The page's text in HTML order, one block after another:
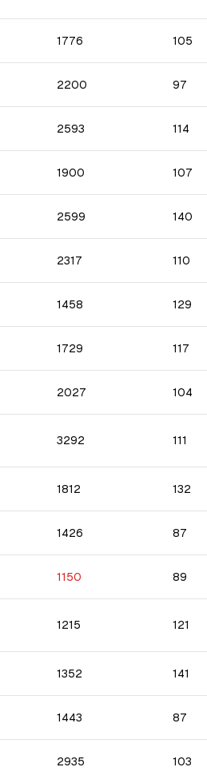
1776 105
2200 97
2593 114
1900 107
2599 140
2317 110
1458 129
1729 117
2027 104
3292 111
1812 132
1426 87
1150 89
1215 121
1352 141
1443 87
2935 103